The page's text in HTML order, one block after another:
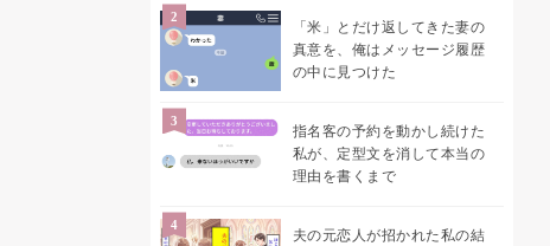
「米」とだけ返してきた妻の
真意を、俺はメッセージ履歴
の中に見つけた
指名客の予約を動かし続けた
私が、定型文を消して本当の
理由を書くまで
夫の元恋人が招かれた私の結